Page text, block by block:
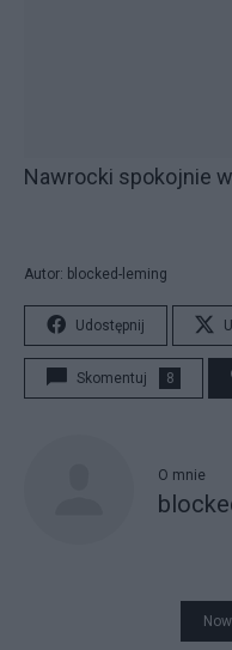
Nawrocki spokojnie
Autor: blocked-leming
Udostępnij
Skomentuj 8
O mnie